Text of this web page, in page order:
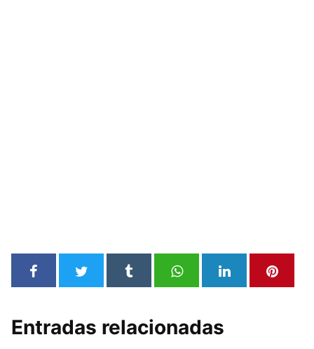
Entradas relacionadas